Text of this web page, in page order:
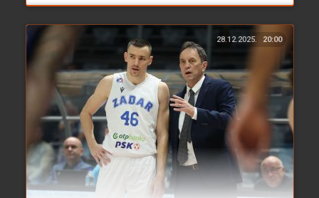
28.12.2025. 20:00